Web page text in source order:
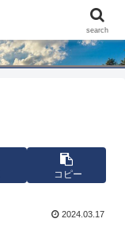
コピー
2024.03.17
search